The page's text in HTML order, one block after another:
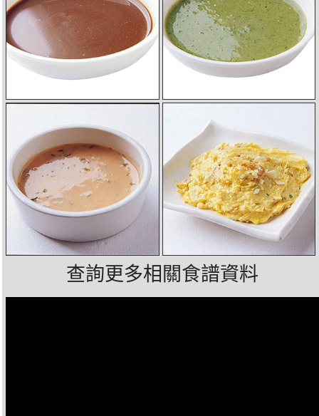
查詢更多相關食譜資料